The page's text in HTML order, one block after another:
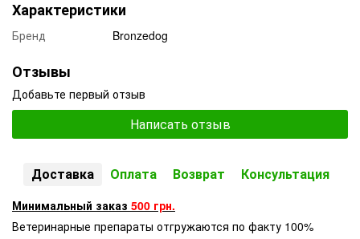
Характеристики
Бренд Bronzedog
Отзывы
Добавьте первый отзыв
Написать отзыв
Доставка Оплата Возврат Консультация
Минимальный заказ 500 грн.
Ветеринарные препараты отгружаются по факту 100%